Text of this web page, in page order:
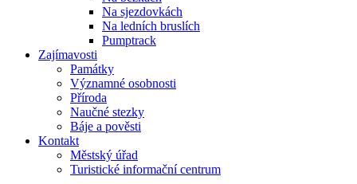
Na sjezdovkách
Na ledních bruslích
Pumptrack
Zajímavosti
Památky
Významné osobnosti
Příroda
Naučné stezky
Báje a pověsti
Kontakt
Městský úřad
Turistické informační centrum